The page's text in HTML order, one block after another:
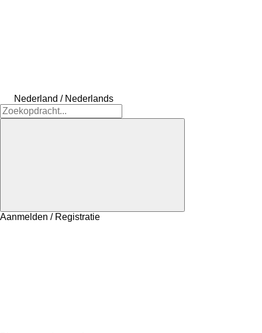
Nederland / Nederlands
Aanmelden / Registratie